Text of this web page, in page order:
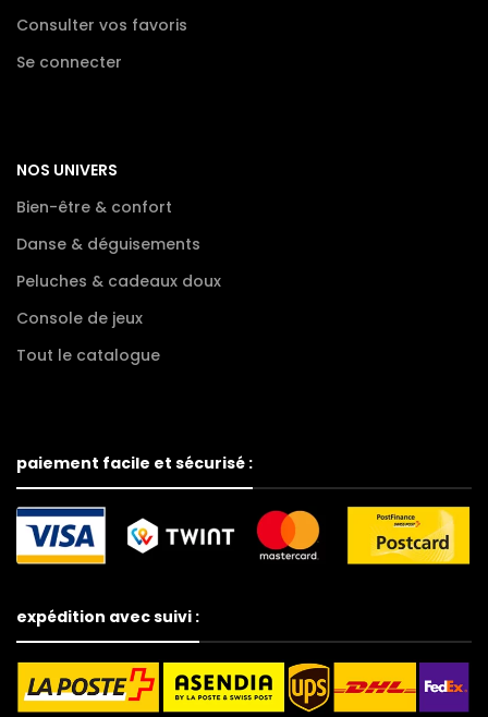
Consulter vos favoris
Se connecter
NOS UNIVERS
Bien-être & confort
Danse & déguisements
Peluches & cadeaux doux
Console de jeux
Tout le catalogue
paiement facile et sécurisé :
expédition avec suivi :